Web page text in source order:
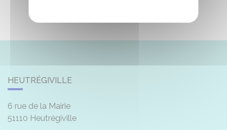
HEUTRÉGIVILLE
6 rue de la Mairie
51110 Heutrégiville